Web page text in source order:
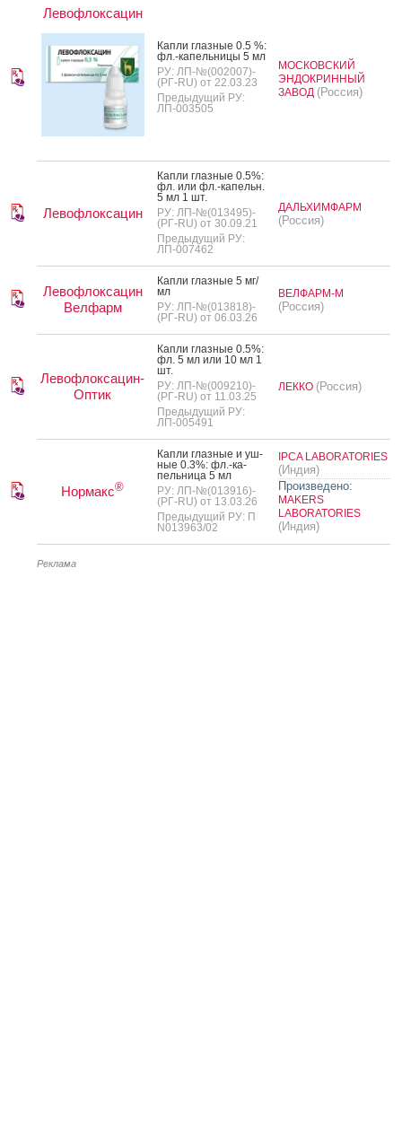
Левофлоксацин
Кап­ли глаз­ные 0.5 %:
фл.-ка­пель­ни­цы 5 мл
РУ: ЛП-№(002007)-
(РГ-RU) от 22.03.23
Предыдущий РУ:
ЛП-003505
МОСКОВСКИЙ
ЭНДОКРИННЫЙ
ЗАВОД (Россия)
Левофлоксацин
Кап­ли глаз­ные 0.5%:
фл. или фл.-ка­пельн.
5 мл 1 шт.
РУ: ЛП-№(013495)-
(РГ-RU) от 30.09.21
Предыдущий РУ:
ЛП-007462
ДАЛЬХИМФАРМ
(Россия)
Левофлоксацин
Велфарм
Кап­ли глаз­ные 5 мг/
мл
РУ: ЛП-№(013818)-
(РГ-RU) от 06.03.26
ВЕЛФАРМ-М
(Россия)
Левофлоксацин-
Оптик
Кап­ли глаз­ные 0.5%:
фл. 5 мл или 10 мл 1
шт.
РУ: ЛП-№(009210)-
(РГ-RU) от 11.03.25
Предыдущий РУ:
ЛП-005491
ЛЕККО (Россия)
Нормакс®
Кап­ли глаз­ные и уш­
ные 0.3%: фл.-ка­
пель­ни­ца 5 мл
РУ: ЛП-№(013916)-
(РГ-RU) от 13.03.26
Предыдущий РУ: П
N013963/02
IPCA LABORATORIES
(Индия)
Произведено:
MAKERS
LABORATORIES
(Индия)
Реклама